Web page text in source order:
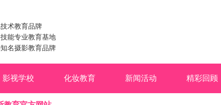
术教育品牌
能专业教育基地
名摄影教育品牌
影视学校 化妆教育 新闻活动 精彩回顾